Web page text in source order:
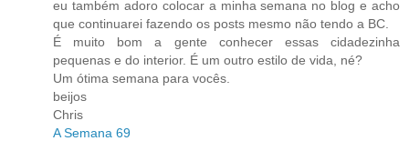
eu também adoro colocar a minha semana no blog e acho
que continuarei fazendo os posts mesmo não tendo a BC.
É muito bom a gente conhecer essas cidadezinha
pequenas e do interior. É um outro estilo de vida, né?
Um ótima semana para vocês.
beijos
Chris
A Semana 69